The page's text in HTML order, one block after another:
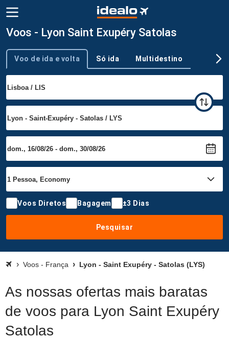
Voos - Lyon Saint Exupéry Satolas
Tipo de viagem
Voo de ida e volta Só ida Multidestino
Voos Diretos Bagagem ±3 Dias
Pesquisar
Voos - França Lyon - Saint Exupéry - Satolas (LYS)
As nossas ofertas mais baratas
de voos para Lyon Saint Exupéry
Satolas